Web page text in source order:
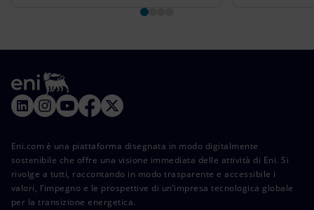
Eni.com è una piattaforma disegnata in modo digitalmente
sostenibile che offre una visione immediata delle attività di Eni. Si
rivolge a tutti, raccontando in modo trasparente e accessibile i
valori, l’impegno e le prospettive di un’impresa tecnologica globale
per la transizione energetica.